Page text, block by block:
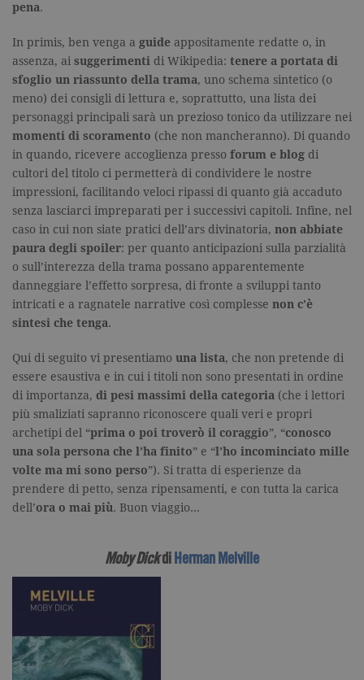
pena.
In primis, ben venga a guide appositamente redatte o, in
assenza, ai suggerimenti di Wikipedia: tenere a portata di
sfoglio un riassunto della trama, uno schema sintetico (o
meno) dei consigli di lettura e, soprattutto, una lista dei
personaggi principali sarà un prezioso tonico da utilizzare nei
momenti di scoramento (che non mancheranno). Di quando
in quando, ricevere accoglienza presso forum e blog di
cultori del titolo ci permetterà di condividere le nostre
impressioni, facilitando veloci ripassi di quanto già accaduto
senza lasciarci impreparati per i successivi capitoli. Infine, nel
caso in cui non siate pratici dell’ars divinatoria, non abbiate
paura degli spoiler: per quanto anticipazioni sulla parzialità
o sull’interezza della trama possano apparentemente
danneggiare l’effetto sorpresa, di fronte a sviluppi tanto
intricati e a ragnatele narrative così complesse non c’è
sintesi che tenga.
Qui di seguito vi presentiamo una lista, che non pretende di
essere esaustiva e in cui i titoli non sono presentati in ordine
di importanza, di pesi massimi della categoria (che i lettori
più smaliziati sapranno riconoscere quali veri e propri
archetipi del “prima o poi troverò il coraggio”, “conosco
una sola persona che l’ha finito” e “l’ho incominciato mille
volte ma mi sono perso”). Si tratta di esperienze da
prendere di petto, senza ripensamenti, e con tutta la carica
dell’ora o mai più. Buon viaggio…
Moby DickdiHerman Melville